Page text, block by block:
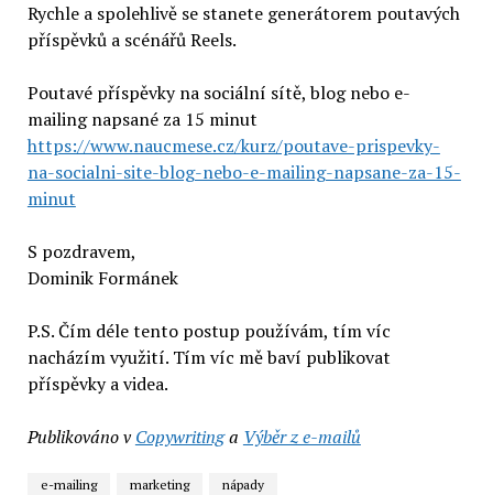
Rychle a spolehlivě se stanete generátorem poutavých
příspěvků a scénářů Reels.
Poutavé příspěvky na sociální sítě, blog nebo e-
mailing napsané za 15 minut
https://www.naucmese.cz/kurz/poutave-prispevky-
na-socialni-site-blog-nebo-e-mailing-napsane-za-15-
minut
S pozdravem,
Dominik Formánek
P.S. Čím déle tento postup používám, tím víc
nacházím využití. Tím víc mě baví publikovat
příspěvky a videa.
Publikováno v Copywritinga Výběr z e-mailů
e-mailing marketing nápady